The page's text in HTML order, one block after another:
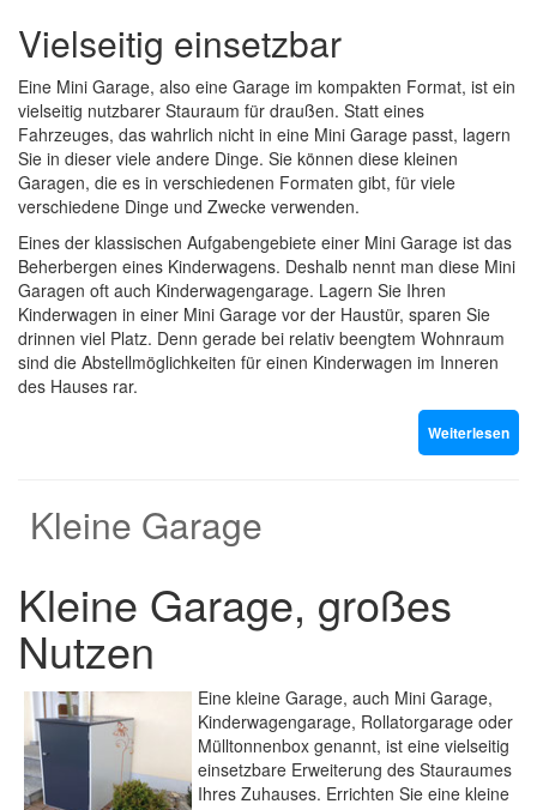
Vielseitig einsetzbar
Eine Mini Garage, also eine Garage im kompakten Format, ist ein
vielseitig nutzbarer Stauraum für draußen. Statt eines
Fahrzeuges, das wahrlich nicht in eine Mini Garage passt, lagern
Sie in dieser viele andere Dinge. Sie können diese kleinen
Garagen, die es in verschiedenen Formaten gibt, für viele
verschiedene Dinge und Zwecke verwenden.
Eines der klassischen Aufgabengebiete einer Mini Garage ist das
Beherbergen eines Kinderwagens. Deshalb nennt man diese Mini
Garagen oft auch Kinderwagengarage. Lagern Sie Ihren
Kinderwagen in einer Mini Garage vor der Haustür, sparen Sie
drinnen viel Platz. Denn gerade bei relativ beengtem Wohnraum
sind die Abstellmöglichkeiten für einen Kinderwagen im Inneren
des Hauses rar.
Weiterlesen
Kleine Garage
Kleine Garage, großes
Nutzen
Eine kleine Garage, auch Mini Garage,
Kinderwagengarage, Rollatorgarage oder
Mülltonnenbox genannt, ist eine vielseitig
einsetzbare Erweiterung des Stauraumes
Ihres Zuhauses. Errichten Sie eine kleine